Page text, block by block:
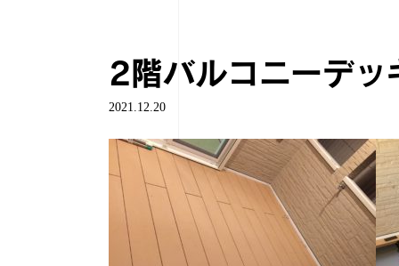
2階バルコニーデッ
2021.12.20